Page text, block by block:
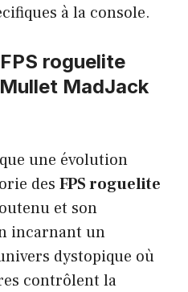
à la console.
roguelite
MadJack
une évolution
des FPS roguelite
et son
incarnant un
dystopique où
contrôlent la